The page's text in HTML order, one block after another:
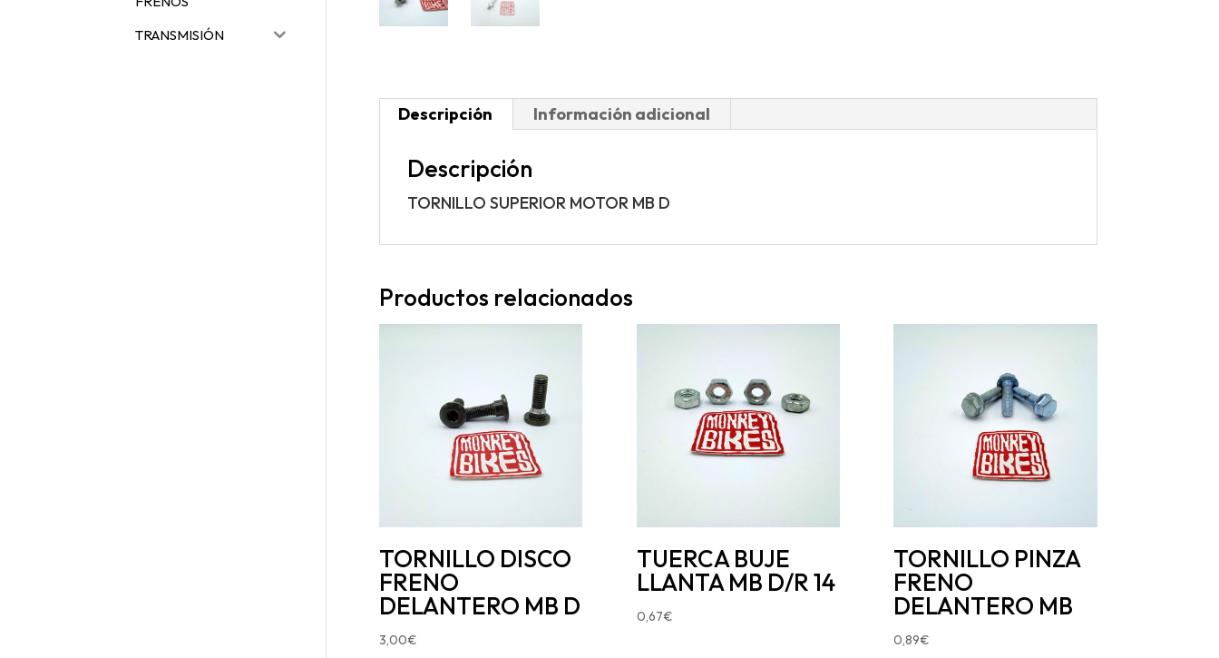
Descripción Información adicional
Descripción
TORNILLO SUPERIOR MOTOR MB D
Productos relacionados
TORNILLO DISCO
FRENO
DELANTERO MB D
3,00€
TUERCA BUJE
LLANTA MB D/R 14
0,67€
TORNILLO PINZA
FRENO
DELANTERO MB
0,89€
TRANSMISIÓN